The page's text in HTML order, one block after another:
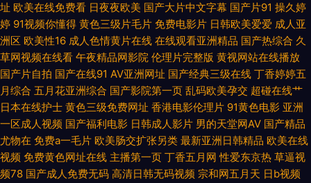
在线观 AV不卡电影网站 国产91色在线观看 老司机成人福利导航 日韩无码不
卡性爱电影 香蕉视频abb 91无码福利视频 第一福利网站 久久精品网一区 欧
美色久精品 日韩无码无卡 午夜福利视频站 尤物视频91 91福利视频广场 91社
永久入口 日本在线不卡一区 伊人大香蕉婷婷 91麻豆蜜桃草莓社区 91污网站
www久久色com 东方影库四虎8848 激情六月天婷婷 另类春色校园亚洲国
址 欧美在线免费看 日夜夜欧美 国产大片中文字幕 国产片91 操久婷
婷 91视频你懂得 黄色三级片毛片 免费电影片 日韩欧美爱爱 成人亚
洲区 欧美性16 成人色情黄片在线 在线观看亚洲精品 国产热综合 久
草网视频在线看 午夜精品网影院 伦理片完整版 黄视网站在线播放
国产片自拍 国产在线91 AV亚洲网址 国产经典三级在线 丁香婷婷五
月综合 五月花亚洲综合 国产影院第一页 乱码欧美孕交 超碰在线艹
日本在线护士 黄色三级免费网址 香港电影伦理片 91黄色电影 亚洲
一区成人视频 国产福利电影 日韩成人影片 男的天堂网AV 国产精品
尤物在 免费a一毛片 欧美肠交扩张另类 最新亚洲日韩精品 欧美在线
视频 免费黄色网址在线 主播第一页 丁香五月网 性爱东京热 草逼视
频78 国产成人免费无码 高清日韩无码视频 宗和网五月天 日b视频